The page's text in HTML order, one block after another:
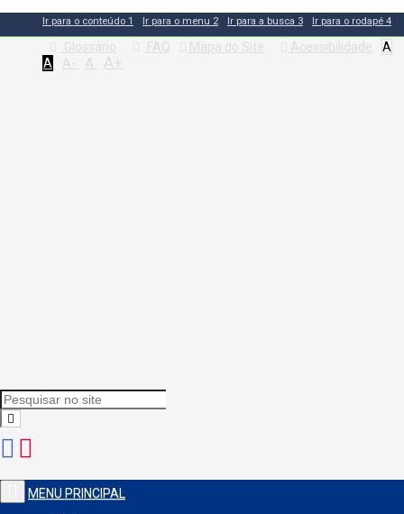
Ir para o conteúdo 1 Ir para o menu 2 Ir para a busca 3 Ir para o rodapé 4
Glossário FAQ Mapa do Site Acessibilidade
A
A
A- A A+
MENU PRINCIPAL